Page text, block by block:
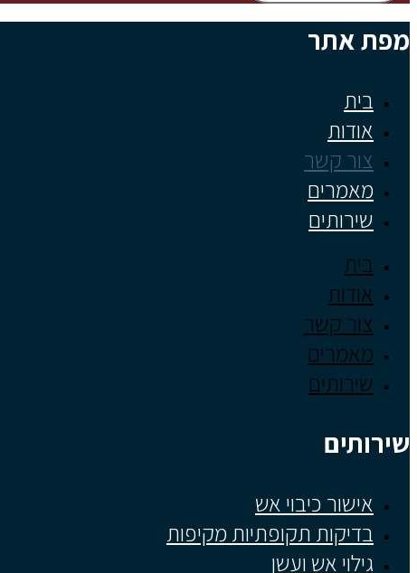
מפת אתר
בית
אודות
צור קשר
מאמרים
שירותים
בית
אודות
צור קשר
מאמרים
שירותים
שירותים
אישור כיבוי אש
בדיקות תקופתיות מקיפות
גילוי אש ועשן